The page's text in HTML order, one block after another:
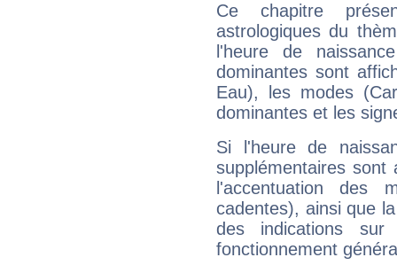
Ce chapitre
astrologiques du
l'heure de
dominantes sont
Eau), les modes
dominantes et les
Si l'heure de
supplémentaires sont
l'accentuation des
cadentes), ainsi que
des indications sur
fonctionnement